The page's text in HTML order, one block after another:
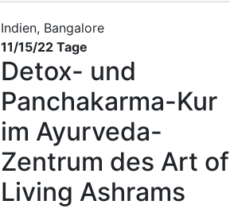
Indien, Bangalore
11/15/22 Tage
Detox- und
Panchakarma-Kur
im Ayurveda-
Zentrum des Art of
Living Ashrams